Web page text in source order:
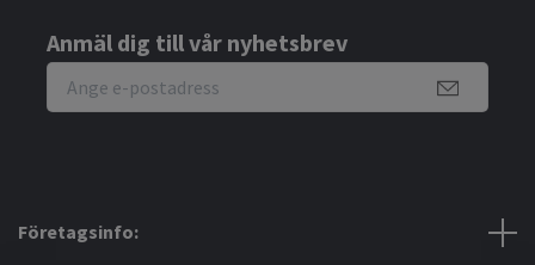
Anmäl dig till vår nyhetsbrev
Företagsinfo: